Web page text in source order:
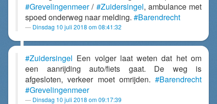
#Grevelingenmeer/ #Zuidersingel, ambulance met
spoed onderweg naar melding. #Barendrecht
Dinsdag 10 juli 2018 om 08:41:32
#Zuidersingel Een volger laat weten dat het om
een aanrijding auto/fiets gaat. De weg is
afgesloten, verkeer moet omrijden. #Barendrecht
#Grevelingenmeer
Dinsdag 10 juli 2018 om 09:17:39